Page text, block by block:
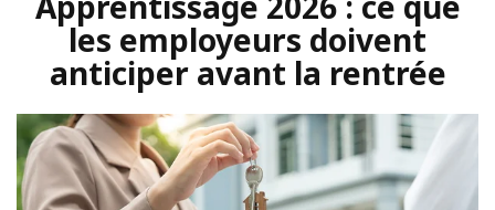
les employeurs doivent
anticiper avant la rentrée